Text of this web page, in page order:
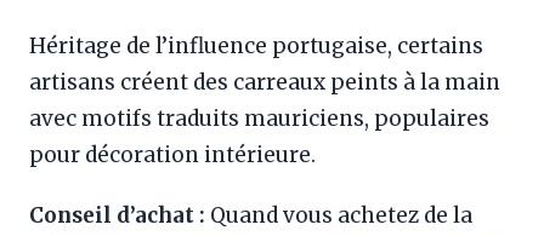
Héritage de l’influence portugaise, certains
artisans créent des carreaux peints à la main
avec motifs traduits mauriciens, populaires
pour décoration intérieure.
Conseil d’achat : Quand vous achetez de la